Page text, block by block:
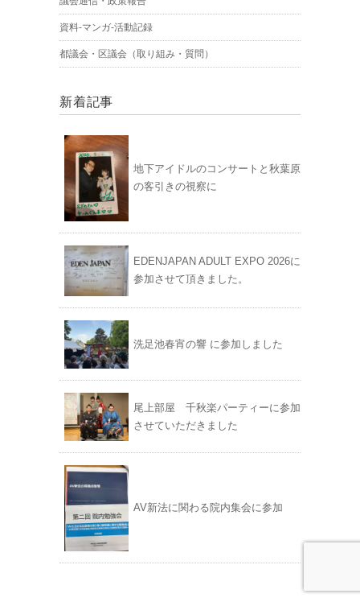
資料-マンガ-活動記録
都議会・区議会（取り組み・質問）
新着記事
地下アイドルのコンサートと秋葉原
の客引きの視察に
EDENJAPAN ADULT EXPO 2026に
参加させて頂きました。
洗足池春宵の響 に参加しました
尾上部屋 千秋楽パーティーに参加
させていただきました
AV新法に関わる院内集会に参加